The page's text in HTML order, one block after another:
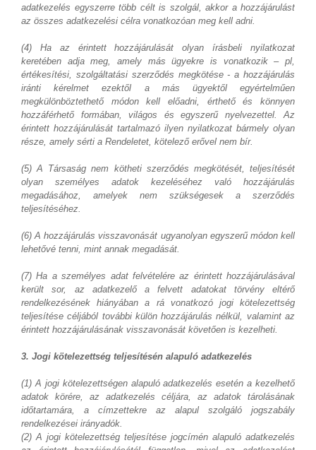
adatkezelés egyszerre több célt is szolgál, akkor a hozzájárulást
az összes adatkezelési célra vonatkozóan meg kell adni.
(4) Ha az érintett hozzájárulását olyan írásbeli nyilatkozat
keretében adja meg, amely más ügyekre is vonatkozik – pl,
értékesítési, szolgáltatási szerződés megkötése - a hozzájárulás
iránti kérelmet ezektől a más ügyektől egyértelműen
megkülönböztethető módon kell előadni, érthető és könnyen
hozzáférhető formában, világos és egyszerű nyelvezettel. Az
érintett hozzájárulását tartalmazó ilyen nyilatkozat bármely olyan
része, amely sérti a Rendeletet, kötelező erővel nem bír.
(5) A Társaság nem kötheti szerződés megkötését, teljesítését
olyan személyes adatok kezeléséhez való hozzájárulás
megadásához, amelyek nem szükségesek a szerződés
teljesítéséhez.
(6) A hozzájárulás visszavonását ugyanolyan egyszerű módon kell
lehetővé tenni, mint annak megadását.
(7) Ha a személyes adat felvételére az érintett hozzájárulásával
került sor, az adatkezelő a felvett adatokat törvény eltérő
rendelkezésének hiányában a rá vonatkozó jogi kötelezettség
teljesítése céljából további külön hozzájárulás nélkül, valamint az
érintett hozzájárulásának visszavonását követően is kezelheti.
3. Jogi kötelezettség teljesítésén alapuló adatkezelés
(1) A jogi kötelezettségen alapuló adatkezelés esetén a kezelhető
adatok körére, az adatkezelés céljára, az adatok tárolásának
időtartamára, a címzettekre az alapul szolgáló jogszabály
rendelkezései irányadók.
(2) A jogi kötelezettség teljesítése jogcímén alapuló adatkezelés